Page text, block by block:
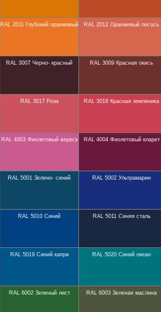
RAL 2011 Глубокий оранжевый RAL 2012 Оранжевый лосось
RAL 3007 Черно- красный RAL 3009 Красная окись
RAL 3017 Роза RAL 3018 Красная земляника
RAL 4003 Фиолетовый вереск RAL 4004 Фиолетовый кларет
RAL 5001 Зелено- синий RAL 5002 Ультрамарин
RAL 5010 Синий RAL 5011 Синяя сталь
RAL 5019 Синий капри RAL 5020 Синий океан
RAL 6002 Зеленый лист RAL 6003 Зеленая маслина